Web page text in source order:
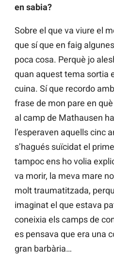
en sabia?
Sobre el que va viure el
que sí que en faig
poca cosa. Perquè jo
quan aquest tema sortia
cuina. Sí que recordo
frase de mon pare en
al camp de Mathausen
l’esperaven aquells cinc
s’hagués suïcidat el
tampoc ens ho volia
va morir, la meva mare
molt traumatitzada,
imaginat el que estava
coneixia els camps de
es pensava que era una
gran barbària…